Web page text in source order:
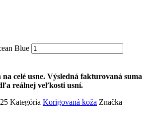
Blue
celé usne. Výsledná fakturovaná suma
reálnej veľkosti usní.
Kategória Korigovaná koža Značka